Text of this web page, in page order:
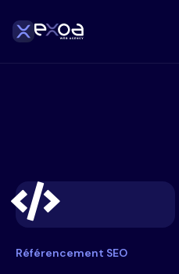
Référencement SEO